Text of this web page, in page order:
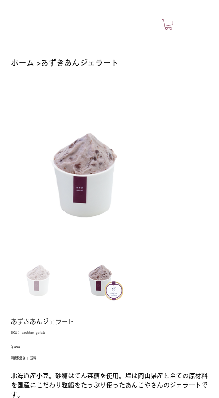
ホーム >あずきあんジェラート
あずきあんジェラート
SKU：
SKU：
azukian-gelato
価
￥454
消費税抜き 送料
北海道産小豆。砂糖はてん菜糖を使用。塩は岡山県産と全ての原材料
を国産にこだわり粒餡をたっぷり使ったあんこやさんのジェラートで
す。